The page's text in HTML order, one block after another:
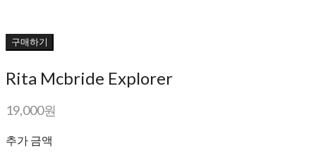
구매하기
Rita Mcbride Explorer
19,000원
추가 금액